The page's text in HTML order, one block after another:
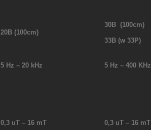
20B (100cm)
30B (100cm)
33B (w 33P)
5 Hz – 20 kHz 5 Hz – 400 KHz
0,3 uT – 16 mT 0,3 uT – 16 mT